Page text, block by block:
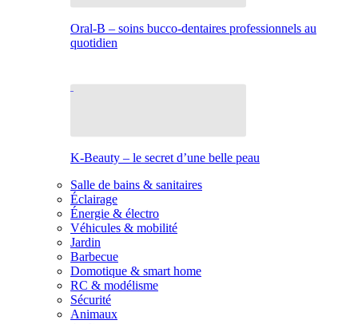
Oral-B – soins bucco-dentaires professionnels au
quotidien
K-Beauty – le secret d’une belle peau
Salle de bains & sanitaires
Éclairage
Énergie & électro
Véhicules & mobilité
Jardin
Barbecue
Domotique & smart home
RC & modélisme
Sécurité
Animaux